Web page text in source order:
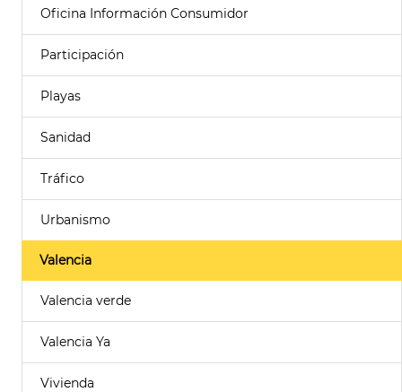
Oficina Información Consumidor
Participación
Playas
Sanidad
Tráfico
Urbanismo
Valencia
Valencia verde
Valencia Ya
Vivienda